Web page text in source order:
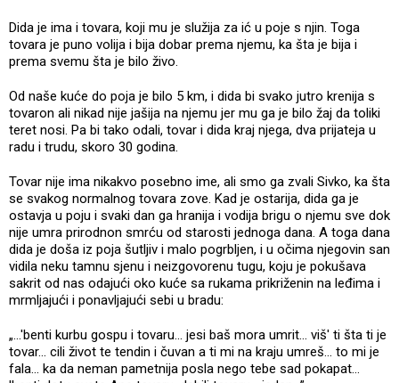
Dida je ima i tovara, koji mu je služija za ić u poje s njin. Toga
tovara je puno volija i bija dobar prema njemu, ka šta je bija i
prema svemu šta je bilo živo.
Od naše kuće do poja je bilo 5 km, i dida bi svako jutro krenija s
tovaron ali nikad nije jašija na njemu jer mu ga je bilo žaj da toliki
teret nosi. Pa bi tako odali, tovar i dida kraj njega, dva prijateja u
radu i trudu, skoro 30 godina.
Tovar nije ima nikakvo posebno ime, ali smo ga zvali Sivko, ka šta
se svakog normalnog tovara zove. Kad je ostarija, dida ga je
ostavja u poju i svaki dan ga hranija i vodija brigu o njemu sve dok
nije umra prirodnon smrću od starosti jednoga dana. A toga dana
dida je doša iz poja šutljiv i malo pogrbljen, i u očima njegovin san
vidila neku tamnu sjenu i neizgovorenu tugu, koju je pokušava
sakrit od nas odajući oko kuće sa rukama prikriženin na leđima i
mrmljajući i ponavljajući sebi u bradu:
„...'benti kurbu gospu i tovaru... jesi baš mora umrit... viš' ti šta ti je
tovar... cili život te tendin i čuvan a ti mi na kraju umreš... to mi je
fala... ka da neman pametnija posla nego tebe sad pokapat...